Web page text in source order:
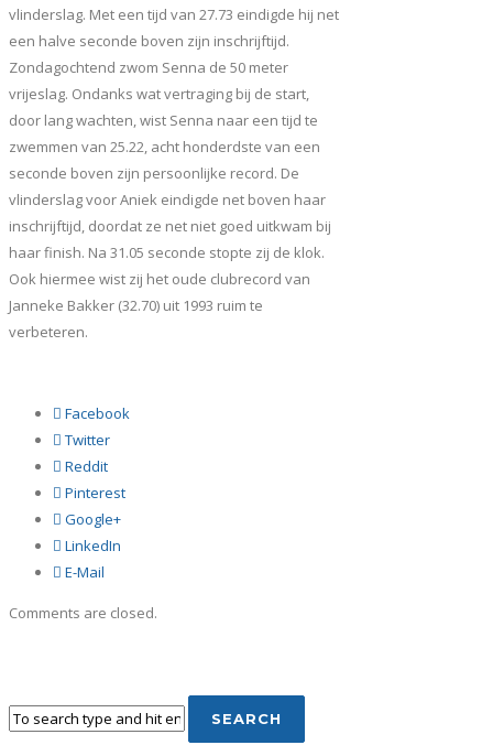
vlinderslag. Met een tijd van 27.73 eindigde hij net
een halve seconde boven zijn inschrijftijd.
Zondagochtend zwom Senna de 50 meter
vrijeslag. Ondanks wat vertraging bij de start,
door lang wachten, wist Senna naar een tijd te
zwemmen van 25.22, acht honderdste van een
seconde boven zijn persoonlijke record. De
vlinderslag voor Aniek eindigde net boven haar
inschrijftijd, doordat ze net niet goed uitkwam bij
haar finish. Na 31.05 seconde stopte zij de klok.
Ook hiermee wist zij het oude clubrecord van
Janneke Bakker (32.70) uit 1993 ruim te
verbeteren.
Facebook
Twitter
Reddit
Pinterest
Google+
LinkedIn
E-Mail
Comments are closed.